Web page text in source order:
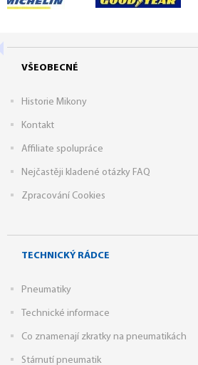
VŠEOBECNÉ
Historie Mikony
Kontakt
Affiliate spolupráce
Nejčastěji kladené otázky FAQ
Zpracování Cookies
TECHNICKÝ RÁDCE
Pneumatiky
Technické informace
Co znamenají zkratky na pneumatikách
Stárnutí pneumatik